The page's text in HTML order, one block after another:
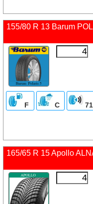
155/80 R 13 Barum
F C 71
165/65 R 15 Apollo